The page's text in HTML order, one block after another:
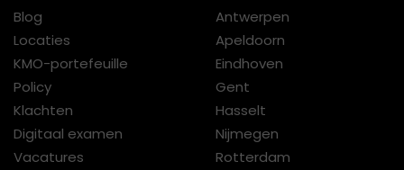
Blog
Locaties
KMO-portefeuille
Policy
Klachten
Digitaal examen
Vacatures
Antwerpen
Apeldoorn
Eindhoven
Gent
Hasselt
Nijmegen
Rotterdam